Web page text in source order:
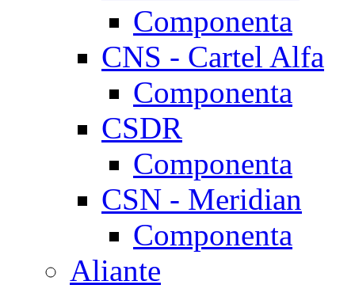
Componenta
CNS - Cartel Alfa
Componenta
CSDR
Componenta
CSN - Meridian
Componenta
Aliante